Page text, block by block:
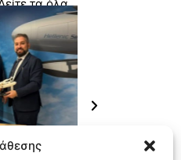
τα όλα
Πρώτη